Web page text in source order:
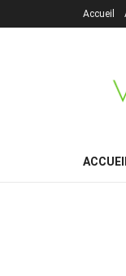
Accueil